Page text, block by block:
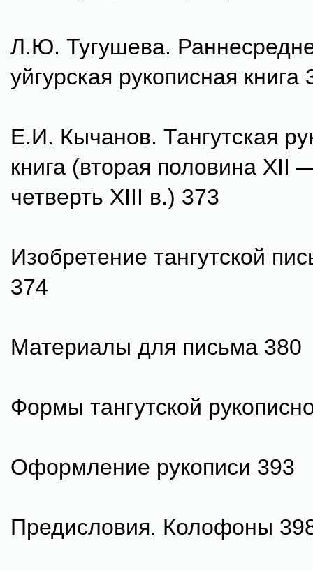
Л.Ю. Тугушева.
уйгурская рукописная книга
Е.И. Кычанов. Тангутская
книга (вторая половина XII
четверть XIII в.) 373
Изобретение тангутской
374
Материалы для письма 380
Формы тангутской
Оформление рукописи 393
Предисловия. Колофоны